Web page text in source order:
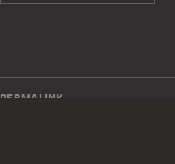
PERMALINK